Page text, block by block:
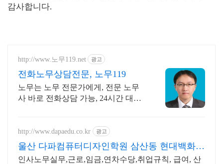
감사합니다.
http://www.노무119.net 광고
전화노무상담전문, 노무119
노무는 노무 전문가에게, 전문 노무
사 바로 전화상담 가능, 24시간 대기
http://www.dapaedu.co.kr 광고
울산 다파컴퓨터디자인학원 삼산동 현대백화점
맞은편
인사노무실무,근로,임금,연차수당,취업규칙, 급여, 산